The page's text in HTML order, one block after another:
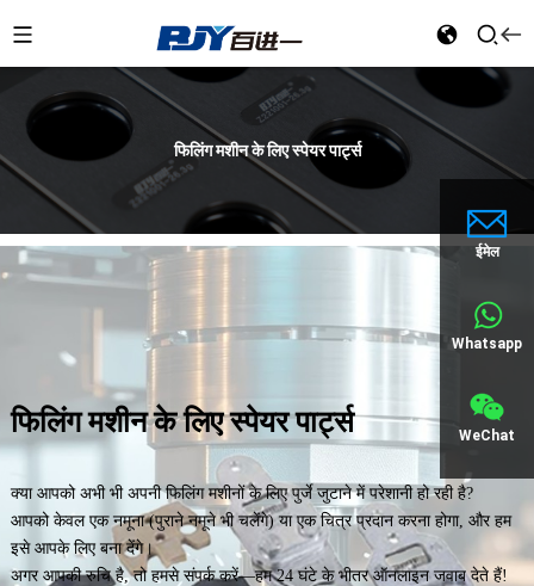
ईमेल
Whatsapp
WeChat
फिलिंग मशीन के लिए स्पेयर पार्ट्स
फिलिंग मशीन के लिए स्पेयर पार्ट्स
क्या आपको अभी भी अपनी फिलिंग मशीनों के लिए पुर्जे जुटाने में परेशानी हो रही है?
आपको केवल एक नमूना (पुराने नमूने भी चलेंगे) या एक चित्र प्रदान करना होगा, और हम
इसे आपके लिए बना देंगे।
अगर आपकी रुचि है, तो हमसे संपर्क करें—हम 24 घंटे के भीतर ऑनलाइन जवाब देते हैं!